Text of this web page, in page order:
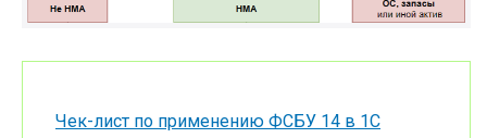
Чек-лист по применению ФСБУ 14 в 1С